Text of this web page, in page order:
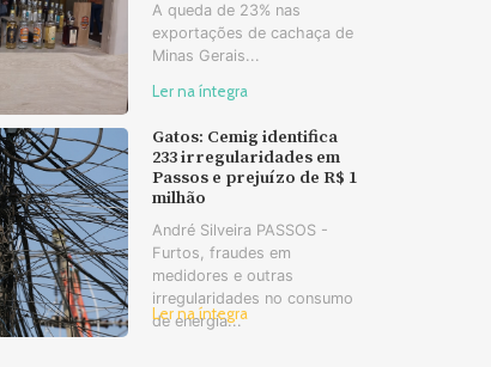
A queda de 23% nas
exportações de cachaça de
Minas Gerais...
Ler na íntegra
Gatos: Cemig identifica
233 irregularidades em
Passos e prejuízo de R$ 1
milhão
André Silveira PASSOS -
Furtos, fraudes em
medidores e outras
irregularidades no consumo
de energia...
Ler na íntegra